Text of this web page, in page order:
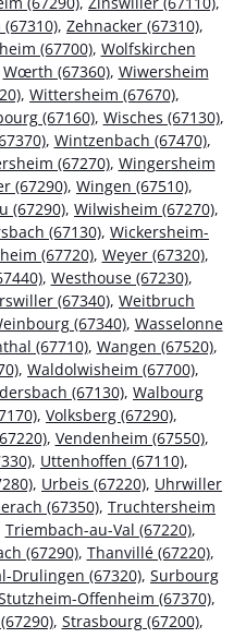
, Zehnacker (67310),
(67700), Wolfskirchen
Wœrth (67360), Wiwersheim
, Wittersheim (67670),
(67160), Wisches (67130),
, Wintzenbach (67470),
(67270), Wingersheim
(67290), Wingen (67510),
(67290), Wilwisheim (67270),
(67130), Wickersheim-
(67720), Weyer (67320),
, Westhouse (67230),
(67340), Weitbruch
(67340), Wasselonne
(67710), Wangen (67520),
, Waldolwisheim (67700),
(67130), Walbourg
, Volksberg (67290),
, Vendenheim (67550),
, Uttenhoffen (67110),
, Urbeis (67220), Uhrwiller
(67350), Truchtersheim
Triembach-au-Val (67220),
(67290), Thanvillé (67220),
Drulingen (67320), Surbourg
Offenheim (67370),
, Strasbourg (67200),